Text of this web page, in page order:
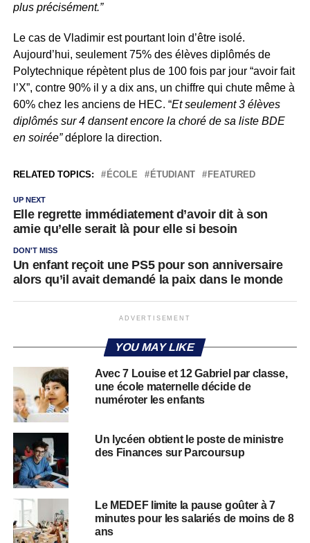
plus précisément.”
Le cas de Vladimir est pourtant loin d’être isolé.
Aujourd’hui, seulement 75% des élèves diplômés de
Polytechnique répètent plus de 100 fois par jour “avoir fait
l’X”, contre 90% il y a dix ans, un chiffre qui chute même à
60% chez les anciens de HEC. “Et seulement 3 élèves
diplômés sur 4 dansent encore la choré de sa liste BDE
en soirée”déplore la direction.
RELATED TOPICS: ÉCOLE ÉTUDIANT FEATURED
UP NEXT
Elle regrette immédiatement d’avoir dit à son
amie qu’elle serait là pour elle si besoin
DON'T MISS
Un enfant reçoit une PS5 pour son anniversaire
alors qu’il avait demandé la paix dans le monde
ADVERTISEMENT
YOU MAY LIKE
Avec 7 Louise et 12 Gabriel par classe,
une école maternelle décide de
numéroter les enfants
Un lycéen obtient le poste de ministre
des Finances sur Parcoursup
Le MEDEF limite la pause goûter à 7
minutes pour les salariés de moins de 8
ans